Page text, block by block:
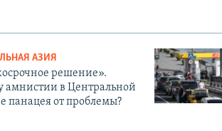
АЗИЯ
решение».
амнистии в Центральной
панацея от проблемы?